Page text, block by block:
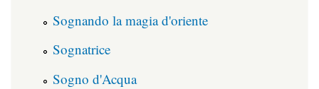
Sognando la magia d'oriente
Sognatrice
Sogno d'Acqua